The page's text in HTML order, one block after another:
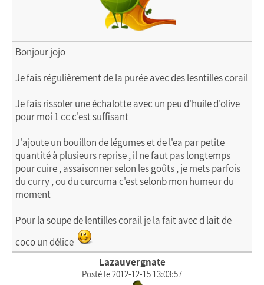
Bonjour jojo
Je fais régulièrement de la purée avec des lesntilles corail
Je fais rissoler une échalotte avec un peu d'huile d'olive
pour moi 1 cc c'est suffisant
J'ajoute un bouillon de légumes et de l'ea par petite
quantité à plusieurs reprise , il ne faut pas longtemps
pour cuire , assaisonner selon les goûts , je mets parfois
du curry , ou du curcuma c'est selonb mon humeur du
moment
Pour la soupe de lentilles corail je la fait avec d lait de
coco un délice
Lazauvergnate
Posté le 2012-12-15 13:03:57